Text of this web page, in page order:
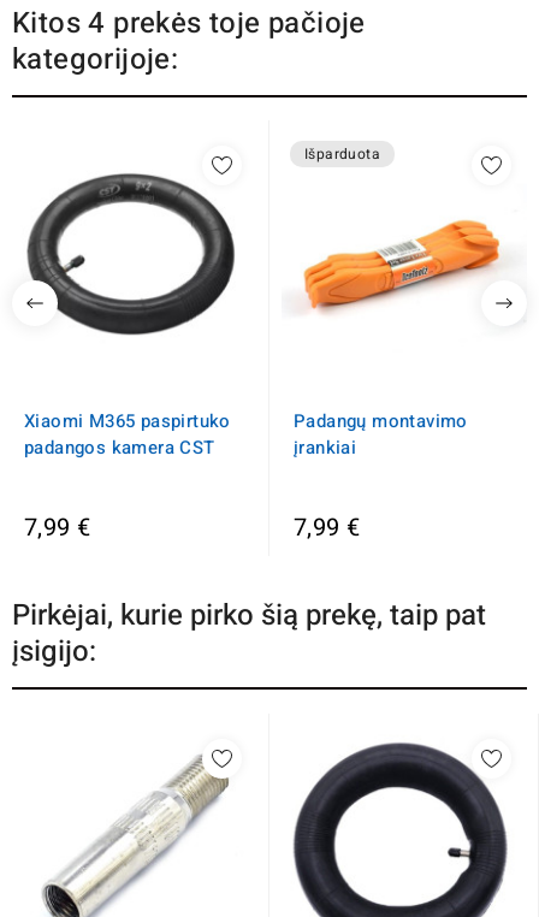
Kitos 4 prekės toje pačioje
kategorijoje:
Xiaomi M365 paspirtuko
padangos kamera CST
7,99 €
Išparduota
Padangų montavimo
įrankiai
7,99 €
Pirkėjai, kurie pirko šią prekę, taip pat
įsigijo: